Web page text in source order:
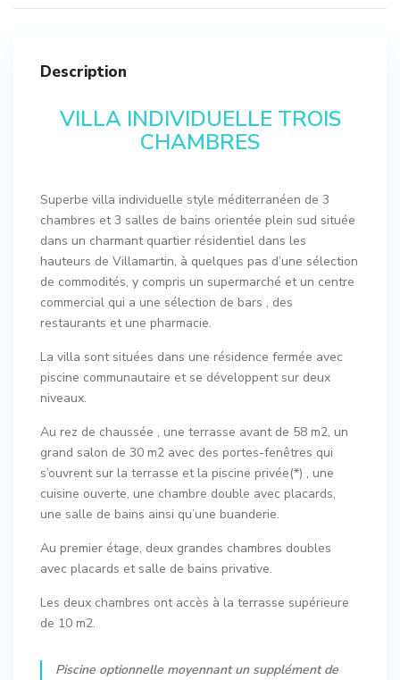
Description
VILLA INDIVIDUELLE TROIS
CHAMBRES
Superbe villa individuelle style méditerranéen de 3
chambres et 3 salles de bains orientée plein sud située
dans un charmant quartier résidentiel dans les
hauteurs de Villamartin, à quelques pas d’une sélection
de commodités, y compris un supermarché et un centre
commercial qui a une sélection de bars , des
restaurants et une pharmacie.
La villa sont situées dans une résidence fermée avec
piscine communautaire et se développent sur deux
niveaux.
Au rez de chaussée , une terrasse avant de 58 m2, un
grand salon de 30 m2 avec des portes-fenêtres qui
s’ouvrent sur la terrasse et la piscine privée(*) , une
cuisine ouverte, une chambre double avec placards,
une salle de bains ainsi qu’une buanderie.
Au premier étage, deux grandes chambres doubles
avec placards et salle de bains privative.
Les deux chambres ont accès à la terrasse supérieure
de 10 m2.
Piscine optionnelle moyennant un supplément de